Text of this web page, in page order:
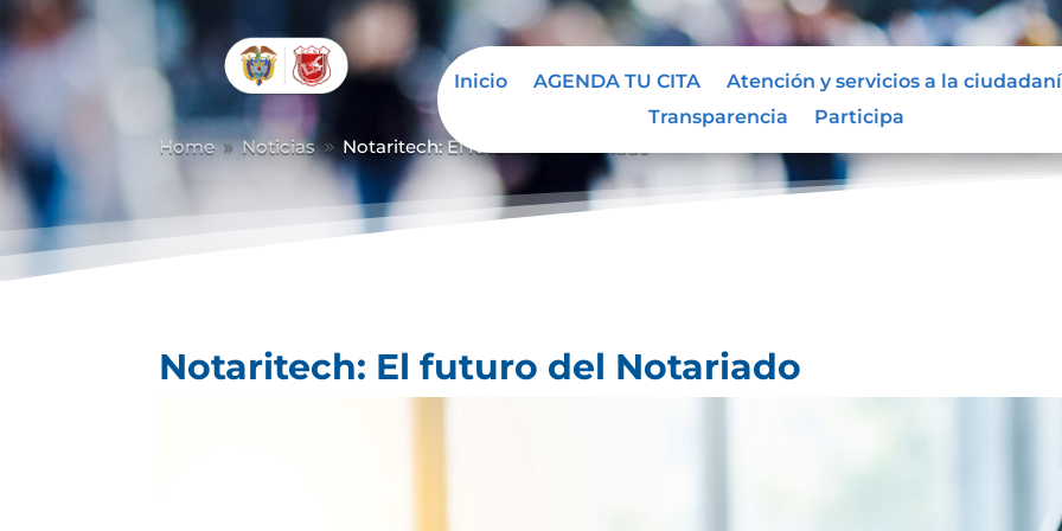
Inicio AGENDA TU CITA
Atención y servicios a la
Transparencia
Participa
Home 9 Noticias 9 Notaritech: El futuro del Notariado
Notaritech: El futuro del Notariado